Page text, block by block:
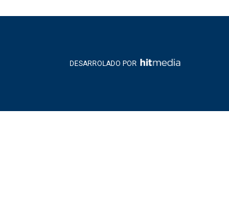
DESARROLADO POR